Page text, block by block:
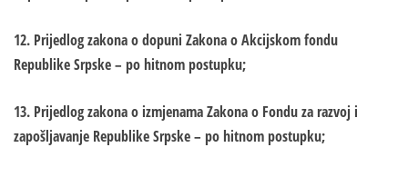
12. Prijedlog zakona o dopuni Zakona o Akcijskom fondu
Republike Srpske – po hitnom postupku;
13. Prijedlog zakona o izmjenama Zakona o Fondu za razvoj i
zapošljavanje Republike Srpske – po hitnom postupku;